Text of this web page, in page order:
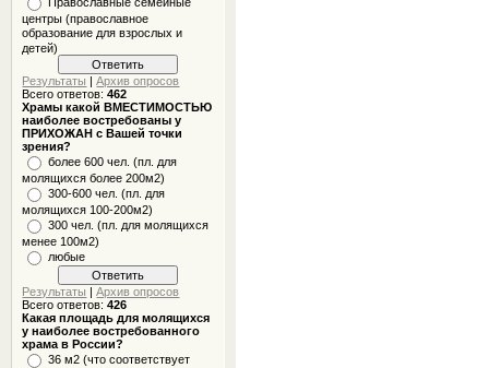
центры (православное
образование для взрослых и
детей)
Результаты |Архив опросов
Всего ответов:462
Храмы какой ВМЕСТИМОСТЬЮ
наиболее востребованы у
ПРИХОЖАН с Вашей точки
зрения?
более 600 чел. (пл. для
молящихся более 200м2)
300-600 чел. (пл. для
молящихся 100-200м2)
300 чел. (пл. для молящихся
менее 100м2)
любые
Результаты |Архив опросов
Всего ответов:426
Какая площадь для молящихся
у наиболее востребованного
храма в России?
36 м2 (что соответствует